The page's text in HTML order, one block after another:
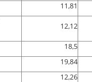
11,81
12,12
18,5
19,84
12,26